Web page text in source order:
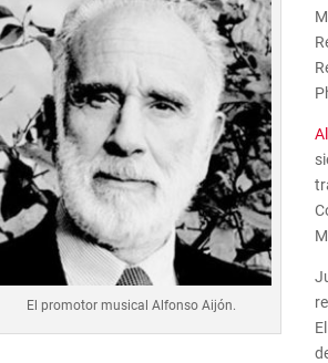
El promotor musical Alfonso Aijón.